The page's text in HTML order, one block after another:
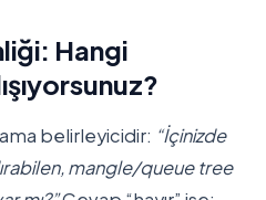
Hangi
belirleyicidir: “İçinizde
mangle/queue tree